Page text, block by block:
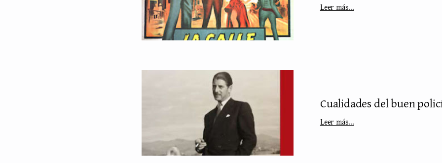
Leer más...
Cualidades del buen
Leer más...